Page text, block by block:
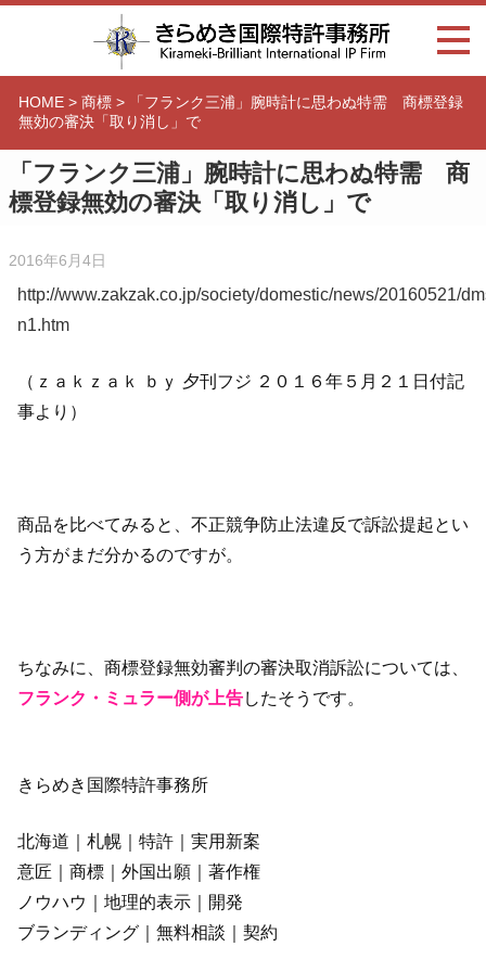
HOME> 商標>
「フランク三浦」腕時計に思わぬ特需 商標登録
無効の審決「取り消し」で
「フランク三浦」腕時計に思わぬ特需 商
標登録無効の審決「取り消し」で
2016年6月4日
http://www.zakzak.co.jp/society/domestic/news/20160521/
n1.htm
（ｚａｋｚａｋ ｂｙ 夕刊フジ ２０１６年５月２１日付記
事より）
商品を比べてみると、不正競争防止法違反で訴訟提起とい
う方がまだ分かるのですが。
ちなみに、商標登録無効審判の審決取消訴訟については、
フランク・ミュラー側が上告したそうです。
きらめき国際特許事務所
北海道｜札幌｜特許｜実用新案
意匠｜商標｜外国出願｜著作権
ノウハウ｜地理的表示｜開発
ブランディング｜無料相談｜契約